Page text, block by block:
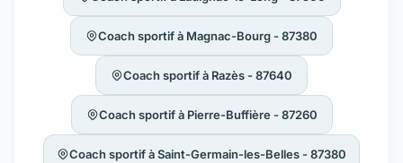
Coach sportif à Magnac-Bourg - 87380
Coach sportif à Razès - 87640
Coach sportif à Pierre-Buffière - 87260
Coach sportif à Saint-Germain-les-Belles - 87380